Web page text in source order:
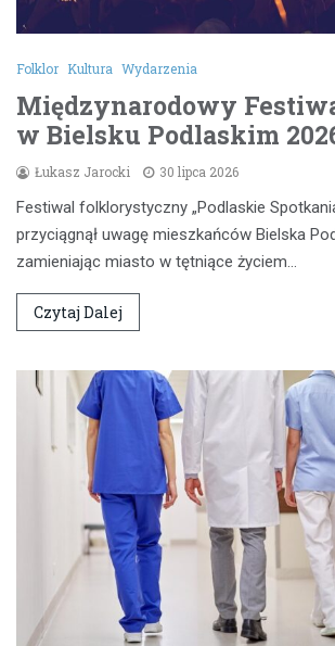
Folklor Kultura Wydarzenia
Międzynarodowy
w Bielsku Podlaskim
Łukasz Jarocki 30 lipca 2026
Festiwal folklorystyczny „Podlaskie
przyciągnął uwagę mieszkańców Bielska
zamieniając miasto w tętniące życiem…
Czytaj Dalej